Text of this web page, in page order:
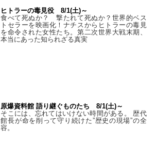
ヒトラーの毒見役 8/1(土)～
食べて死ぬか？ 撃たれて死ぬか？世界的ベス
トセラーを映画化！ナチスからヒトラーの毒見
を命令された女性たち。第二次世界大戦末期、
本当にあった知られざる真実
原爆資料館 語り継ぐものたち 8/1(土)～
そこには、忘れてはいけない時間がある。 歴代
館長が命を削って守り続けた”歴史の現場”の全
容。